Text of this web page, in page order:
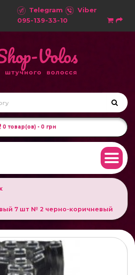
Telegram
Viber
095-139-33-10
0 товар(ов) - 0 грн
7 шт № 2 черно-коричневый